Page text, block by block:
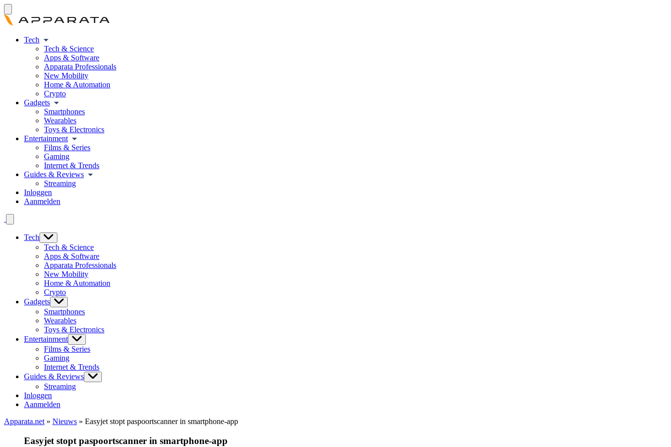
Tech
Tech & Science
Apps & Software
Apparata Professionals
New Mobility
Home & Automation
Crypto
Gadgets
Smartphones
Wearables
Toys & Electronics
Entertainment
Films & Series
Gaming
Internet & Trends
Guides & Reviews
Streaming
Inloggen
Aanmelden
Tech
Tech & Science
Apps & Software
Apparata Professionals
New Mobility
Home & Automation
Crypto
Gadgets
Smartphones
Wearables
Toys & Electronics
Entertainment
Films & Series
Gaming
Internet & Trends
Guides & Reviews
Streaming
Inloggen
Aanmelden
Apparata.net » Nieuws » Easyjet stopt paspoortscanner in smartphone-app
Easyjet stopt paspoortscanner in smartphone-app